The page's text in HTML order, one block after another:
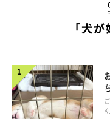
柴ドリルが出たと言う
さぁさぁ、もっと先ま
「犬